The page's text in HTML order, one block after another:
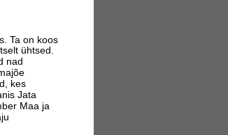
Ta on koos
ühtsed.
nad
kes
Jata
Maa ja